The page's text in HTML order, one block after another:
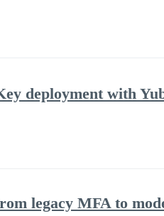
deployment with
legacy MFA to